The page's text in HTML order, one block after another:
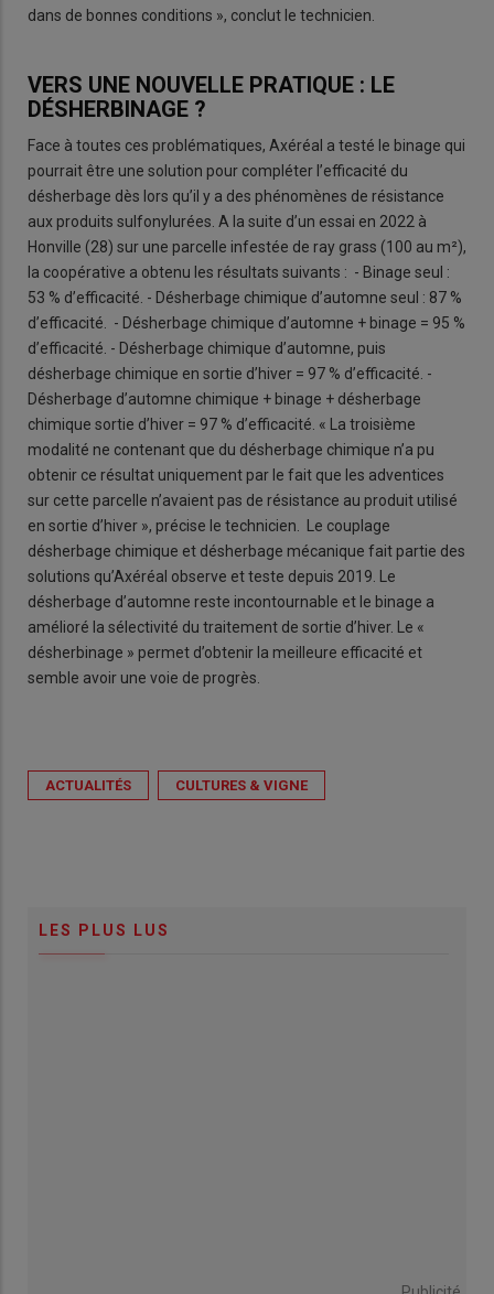
dans de bonnes conditions », conclut le technicien.
VERS UNE NOUVELLE PRATIQUE : LE
DÉSHERBINAGE ?
Face à toutes ces problématiques, Axéréal a testé le binage qui
pourrait être une solution pour compléter l’efficacité du
désherbage dès lors qu’il y a des phénomènes de résistance
aux produits sulfonylurées. A la suite d’un essai en 2022 à
Honville (28) sur une parcelle infestée de ray grass (100 au m²),
la coopérative a obtenu les résultats suivants : - Binage seul :
53 % d’efficacité. - Désherbage chimique d’automne seul : 87 %
d’efficacité. - Désherbage chimique d’automne + binage = 95 %
d’efficacité. - Désherbage chimique d’automne, puis
désherbage chimique en sortie d’hiver = 97 % d’efficacité. -
Désherbage d’automne chimique + binage + désherbage
chimique sortie d’hiver = 97 % d’efficacité. « La troisième
modalité ne contenant que du désherbage chimique n’a pu
obtenir ce résultat uniquement par le fait que les adventices
sur cette parcelle n’avaient pas de résistance au produit utilisé
en sortie d’hiver », précise le technicien. Le couplage
désherbage chimique et désherbage mécanique fait partie des
solutions qu’Axéréal observe et teste depuis 2019. Le
désherbage d’automne reste incontournable et le binage a
amélioré la sélectivité du traitement de sortie d’hiver. Le «
désherbinage » permet d’obtenir la meilleure efficacité et
semble avoir une voie de progrès.
ACTUALITÉS CULTURES & VIGNE
LES PLUS LUS